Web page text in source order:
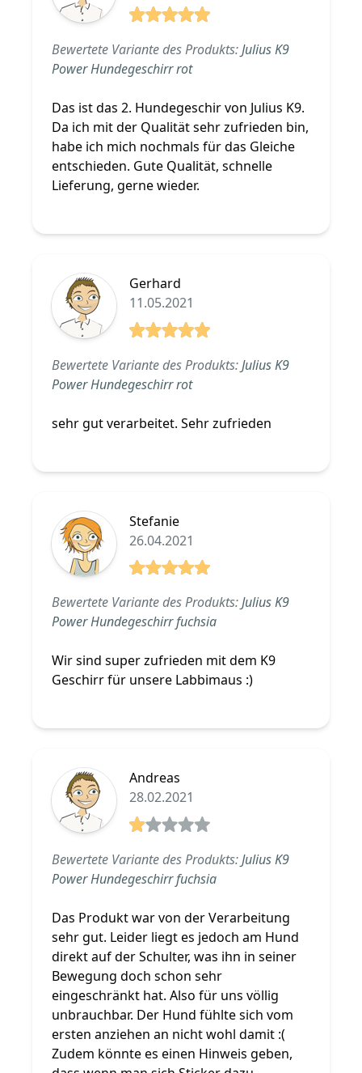
Bewertete Variante des Produkts:Julius K9
Power Hundegeschirr rot
Das ist das 2. Hundegeschir von Julius K9.
Da ich mit der Qualität sehr zufrieden bin,
habe ich mich nochmals für das Gleiche
entschieden. Gute Qualität, schnelle
Lieferung, gerne wieder.
Gerhard
11.05.2021
Bewertete Variante des Produkts:Julius K9
Power Hundegeschirr rot
sehr gut verarbeitet. Sehr zufrieden
Stefanie
26.04.2021
Bewertete Variante des Produkts:Julius K9
Power Hundegeschirr fuchsia
Wir sind super zufrieden mit dem K9
Geschirr für unsere Labbimaus :)
Andreas
28.02.2021
Bewertete Variante des Produkts:Julius K9
Power Hundegeschirr fuchsia
Das Produkt war von der Verarbeitung
sehr gut. Leider liegt es jedoch am Hund
direkt auf der Schulter, was ihn in seiner
Bewegung doch schon sehr
eingeschränkt hat. Also für uns völlig
unbrauchbar. Der Hund fühlte sich vom
ersten anziehen an nicht wohl damit :(
Zudem könnte es einen Hinweis geben,